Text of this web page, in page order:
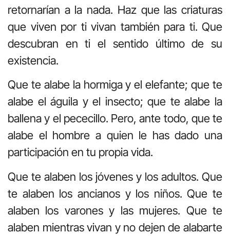
retornarían a la nada. Haz que las criaturas
que viven por ti vivan también para ti. Que
descubran en ti el sentido último de su
existencia.
Que te alabe la hormiga y el elefante; que te
alabe el águila y el insecto; que te alabe la
ballena y el pececillo. Pero, ante todo, que te
alabe el hombre a quien le has dado una
participación en tu propia vida.
Que te alaben los jóvenes y los adultos. Que
te alaben los ancianos y los niños. Que te
alaben los varones y las mujeres. Que te
alaben mientras vivan y no dejen de alabarte